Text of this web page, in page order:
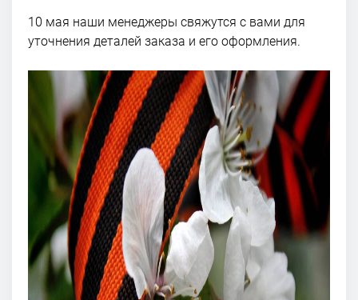
10 мая наши менеджеры свяжутся с вами для
уточнения деталей заказа и его оформления.